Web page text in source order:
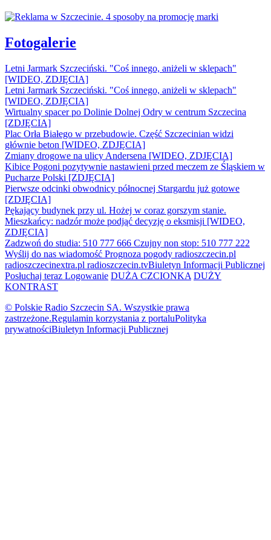
Fotogalerie
Letni Jarmark Szczeciński. "Coś innego, aniżeli w sklepach"
[WIDEO, ZDJĘCIA]
Letni Jarmark Szczeciński. "Coś innego, aniżeli w sklepach"
[WIDEO, ZDJĘCIA]
Wirtualny spacer po Dolinie Dolnej Odry w centrum Szczecina
[ZDJĘCIA]
Plac Orła Białego w przebudowie. Część Szczecinian widzi
głównie beton [WIDEO, ZDJĘCIA]
Zmiany drogowe na ulicy Andersena [WIDEO, ZDJĘCIA]
Kibice Pogoni pozytywnie nastawieni przed meczem ze Śląskiem w
Pucharze Polski [ZDJĘCIA]
Pierwsze odcinki obwodnicy północnej Stargardu już gotowe
[ZDJĘCIA]
Pękający budynek przy ul. Hożej w coraz gorszym stanie.
Mieszkańcy: nadzór może podjąć decyzję o eksmisji [WIDEO,
ZDJĘCIA]
Zadzwoń do studia: 510 777 666 Czujny non stop: 510 777 222
Wyślij do nas wiadomość Prognoza pogody radioszczecin.pl
radioszczecinextra.pl radioszczecin.tvBiuletyn Informacji Publicznej
Posłuchaj teraz Logowanie DUŻA CZCIONKA DUŻY
KONTRAST
© Polskie Radio Szczecin SA. Wszystkie prawa
zastrzeżone.Regulamin korzystania z portaluPolityka
prywatnościBiuletyn Informacji Publicznej